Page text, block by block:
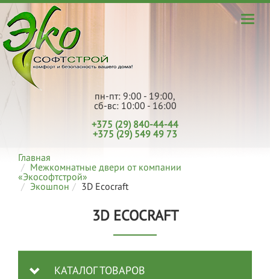
пн-пт: 9:00 - 19:00,
сб-вс: 10:00 - 16:00
+375 (29) 840-44-44
+375 (29) 549 49 73
Главная
Межкомнатные двери от компании
«Экософтстрой»
Экошпон
3D Ecoсraft
3D ECOСRAFT
КАТАЛОГ ТОВАРОВ